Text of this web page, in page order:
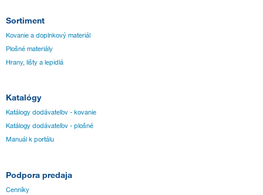
Sortiment
Kovanie a doplnkový materiál
Plošné materiály
Hrany, lišty a lepidlá
Katalógy
Katálogy dodávateľov - kovanie
Katálogy dodávateľov - plošné
Manuál k portálu
Podpora predaja
Cenníky